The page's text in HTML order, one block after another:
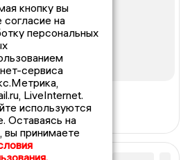
кнопку вы
согласие на
персональных
сервиса
LiveInternet.
используются
Оставаясь на
вы принимаете